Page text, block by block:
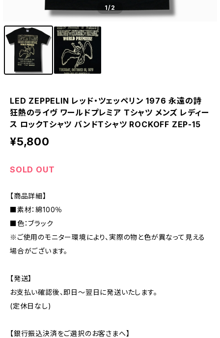
1/2
LED ZEPPELIN レッド・ツェッペリン 1976 永遠の詩
狂熱のライヴ ワールドプレミア Ｔシャツ メンズ レディー
ス ロックTシャツ バンドTシャツ ROCKOFF ZEP-15
¥5,800
SOLD OUT
【商品詳細】
■素材：綿100％
■色：ブラック
※ご使用のモニター環境により、実際の物と色が異なって見える
場合がございます。
【発送】
お支払い確認後、即日〜翌日に発送いたします。
(定休日なし)
【銀行振込決済をご選択のお客さまへ】